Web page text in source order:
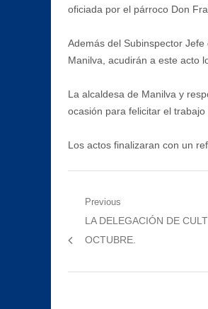
oficiada por el párroco Don
Además del Subinspector
Manilva, acudirán a este acto
La alcaldesa de Manilva y
ocasión para felicitar el
Los actos finalizaran con un
Navegación
Previous
Previous
post:
LA DELEGACIÓN DE
OCTUBRE.